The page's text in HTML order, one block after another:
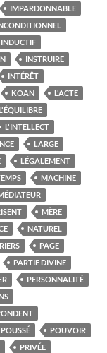
IMPARDONNABLE
INDUCTIF
INSTRUIRE
INTÉRÊT
KOAN
L'ACTE
L'INTELLECT
LARGE
LÉGALEMENT
MACHINE
MÈRE
NATUREL
PAGE
PARTIE DIVINE
PERSONNALITÉ
POUSSÉ
POUVOIR
PRIVÉE